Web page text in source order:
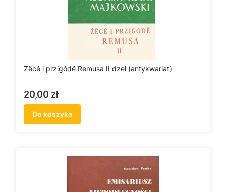
Żëcé i przigódë Remusa II dzel (antykwariat)
Cena
20,00 zł
Do koszyka